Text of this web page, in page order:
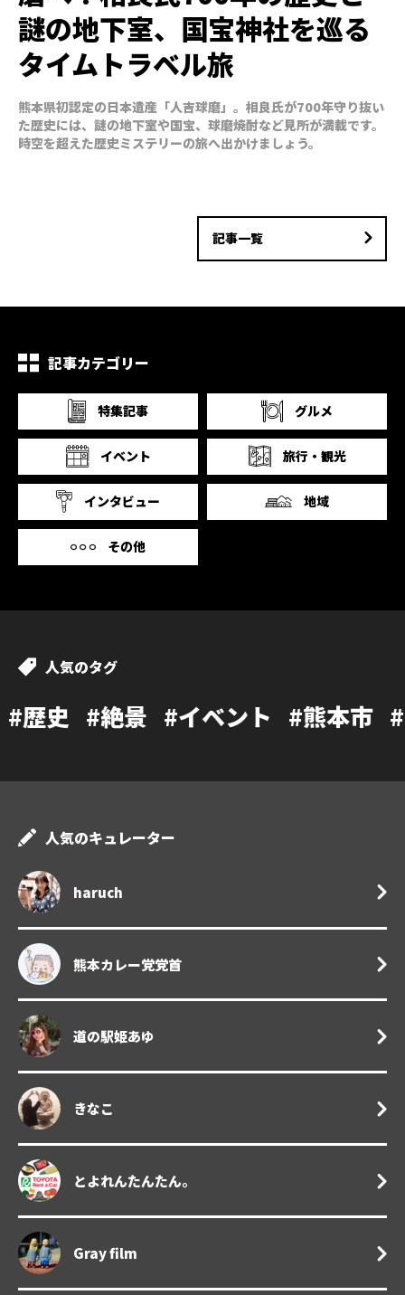
謎の地下室、国宝神社を巡る
タイムトラベル旅
熊本県初認定の日本遺産「人吉球磨」。相良氏が700年守り抜い
た歴史には、謎の地下室や国宝、球磨焼酎など見所が満載です。
時空を超えた歴史ミステリーの旅へ出かけましょう。
記事一覧
記事カテゴリー
特集記事 グルメ
イベント 旅行・観光
インタビュー 地域
その他
人気のタグ
景 #イベント #熊本市 #カフェ
人気のキュレーター
haruch
熊本カレー党党首
道の駅姫あゆ
きなこ
とよれんたんたん。
Gray film